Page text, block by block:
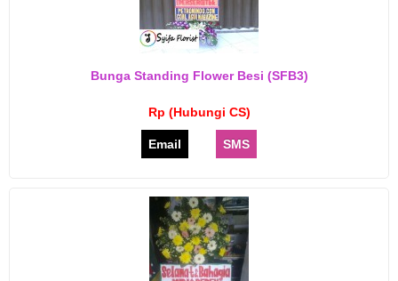
Bunga Standing Flower Besi (SFB3)
Rp (Hubungi CS)
Email SMS